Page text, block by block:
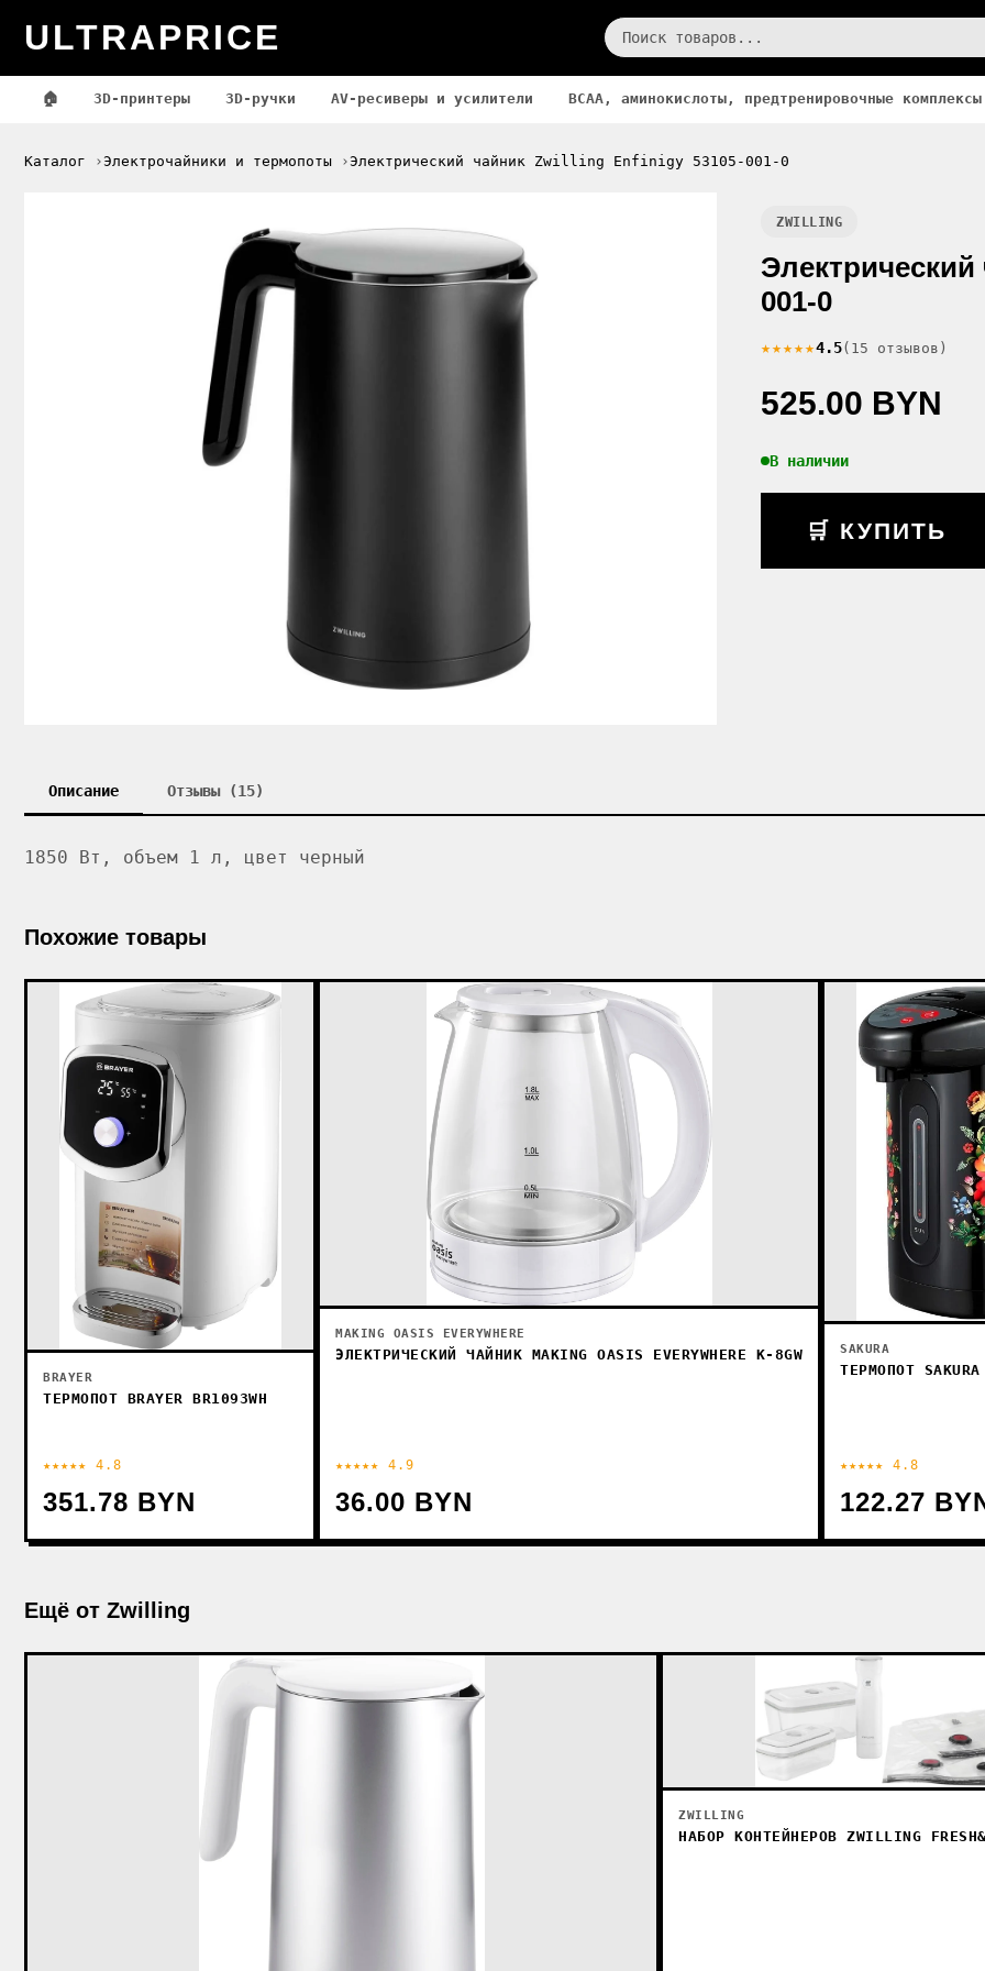
ULTRAPRICE
🏠 3D-принтеры 3D-ручки AV-ресиверы и усилители BCAA, аминокислоты, предтренировочные
Каталог Электрочайники и термопоты Электрический чайник Zwilling Enfinigy 53105-001-0
ZWILLING
001-0
★★★★★4.5(15 отзывов)
525.00 BYN
В наличии
🛒 КУПИТЬ
Описание Отзывы (15)
1850 Вт, объем 1 л, цвет черный
Похожие товары
BRAYER
ТЕРМОПОТ BRAYER BR1093WH
★★★★★ 4.8
351.78 BYN
MAKING OASIS EVERYWHERE
ЭЛЕКТРИЧЕСКИЙ ЧАЙНИК MAKING OASIS EVERYWHERE K-8GW
★★★★★ 4.9
36.00 BYN
SAKURA
ТЕРМОПОТ
★★★★★ 4.8
122.27
Ещё от Zwilling
ZWILLING
НАБОР КОНТЕЙНЕРОВ ZWILLING